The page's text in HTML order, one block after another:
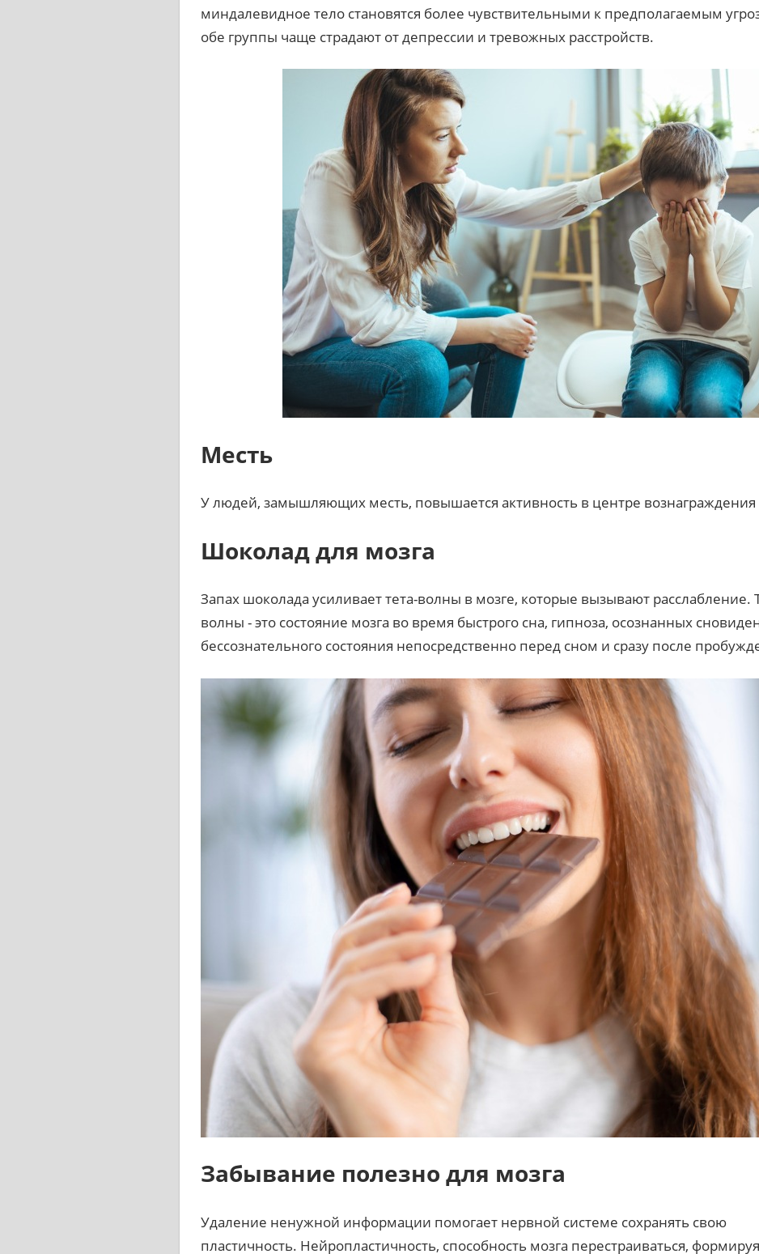
миндалевидное тело становятся более чувствительными к предполагаемым
обе группы чаще страдают от депрессии и тревожных расстройств.
Месть
У людей, замышляющих месть, повышается активность в центре вознаграждения
Шоколад для мозга
Запах шоколада усиливает тета-волны в мозге, которые вызывают расслабление.
волны - это состояние мозга во время быстрого сна, гипноза, осознанных
бессознательного состояния непосредственно перед сном и сразу после
Забывание полезно для мозга
Удаление ненужной информации помогает нервной системе сохранять свою
пластичность. Нейропластичность, способность мозга перестраиваться,